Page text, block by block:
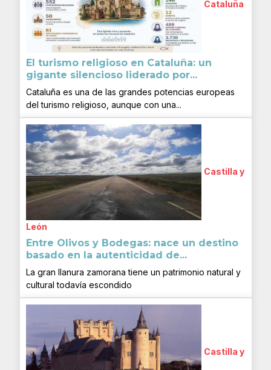
Cataluña
El turismo religioso en Cataluña: un
gigante silencioso liderado por...
Cataluña es una de las grandes potencias europeas
del turismo religioso, aunque con una...
Castilla y
León
Entre Olivos y Bodegas: nace un destino
basado en la autenticidad de...
La gran llanura zamorana tiene un patrimonio natural y
cultural todavía escondido
Castilla y